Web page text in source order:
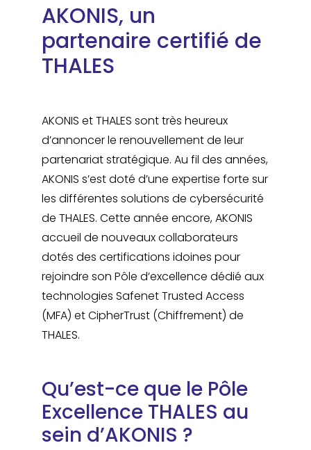
AKONIS, un
partenaire certifié de
THALES
AKONIS et THALES sont très heureux
d’annoncer le renouvellement de leur
partenariat stratégique. Au fil des années,
AKONIS s’est doté d’une expertise forte sur
les différentes solutions de cybersécurité
de THALES. Cette année encore, AKONIS
accueil de nouveaux collaborateurs
dotés des certifications idoines pour
rejoindre son Pôle d’excellence dédié aux
technologies Safenet Trusted Access
(MFA) et CipherTrust (Chiffrement) de
THALES.
Qu’est-ce que le Pôle
Excellence THALES au
sein d’AKONIS ?